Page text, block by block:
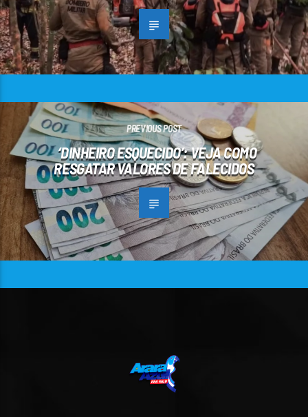
PREVIOUS POST
‘DINHEIRO ESQUECIDO’: VEJA COMO
RESGATAR VALORES DE FALECIDOS